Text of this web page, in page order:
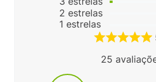
2 estrelas
1 estrelas
25